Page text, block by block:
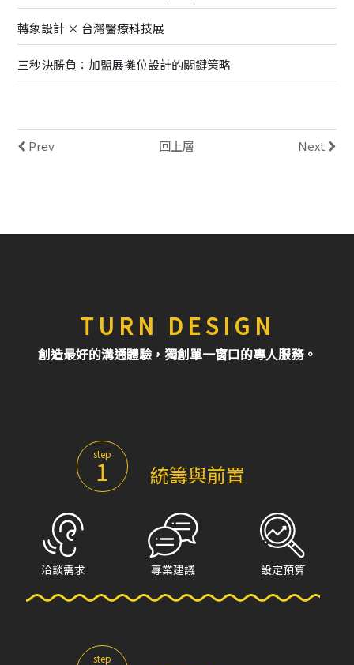
轉象設計 × 台灣醫療科技展
三秒決勝負：加盟展攤位設計的關鍵策略
Prev 回上層 Next
TURN DESIGN
創造最好的溝通體驗，獨創單一窗口的專人服務。
step
1 統籌與前置
洽談需求 專業建議 設定預算
step